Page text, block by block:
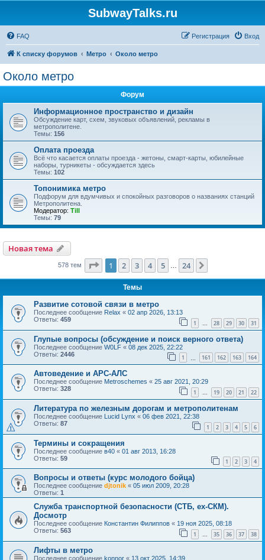
SubwayTalks.ru
FAQ Вход
Регистрация
К списку форумов Метро Около метро
Около метро
Форум
Информационное пространство и дизайн
Обсуждение карт, схем, звуковых объявлений, рекламы в
метрополитене.
Темы: 156
Оплата проезда
Всё что касается оплаты проезда - жетоны, смарт-карты, юбилейные
наборы, турникеты - обсуждается здесь
Темы: 102
Топонимика метро
Подфорум для вдумчивых и спокойных разговоров о названиях станций
Метрополитена.
Модератор: Till
Темы: 79
Новая тема
578 тем Страница из 24
1 2 3 4 5 24
Темы
Развитие сотовой связи в метро
Последнее сообщение Relax « 02 апр 2026, 13:13
Ответы: 459 1 … 28 29 30 31
Глупые вопросы (обсуждение и поиск верного ответа)
Последнее сообщение W0LF « 08 дек 2025, 22:22
Ответы: 2446 1 161 162 163 164
Автоведение и АРС-АЛС
Последнее сообщение Metroschemes « 25 авг 2021, 20:29
Ответы: 328 1 … 19 20 21 22
Литература по железным дорогам и метрополитенам
Последнее сообщение Lucid Lynx « 06 фев 2021, 22:38
Ответы: 87 1 2 3 4 5 6
Термины и сокращения
Последнее сообщение в40 « 01 авг 2013, 16:28
Ответы: 59 1 2 3 4
Вопросы и ответы (курс молодого бойца)
Последнее сообщение djtonik « 05 июл 2009, 20:28
Ответы: 1
Служба транспортной безопасности (СТБ, ex-СКМ).
Досмотр
Последнее сообщение Константин Филиппов « 19 ноя 2025, 08:18
Ответы: 563 1 … 35 36 37 38
Лифты в метро
Последнее сообщение konnor « 13 окт 2025, 14:39